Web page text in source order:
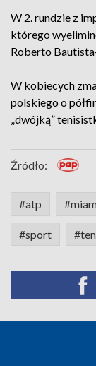
W 2. rundzie z
którego
Roberto
W kobiecych
polskiego o
„dwójką”
Źródło:
#atp
#sport